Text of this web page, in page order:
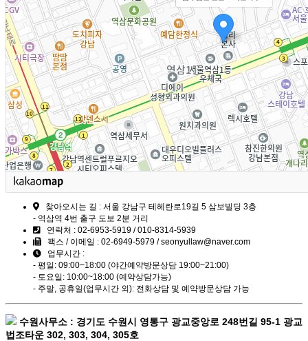
찾아오시는 길 : 서울 강남구 테헤란로19길 5 삼보빌딩 3층
- 역삼역 4번 출구 도보 2분 거리
연락처 : 02-6953-5919 / 010-8314-5939
팩스 / 이메일 : 02-6949-5979 / seonyullaw@naver.com
업무시간 :
- 평일: 09:00~18:00 (야간예약방문상담 19:00~21:00)
- 토요일: 10:00~18:00 (예약상담가능)
- 주말, 공휴일(업무시간 외): 전화상담 및 예약방문상담 가능
수원사무소 : 경기도 수원시 영통구 광교중앙로 248번길 95-1 광교
법조타운 302, 303, 304, 305호